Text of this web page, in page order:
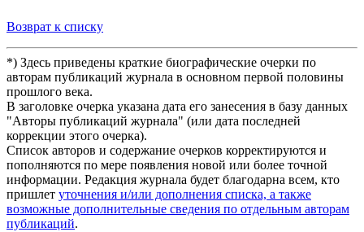
Возврат к списку
*) Здесь приведены краткие биографические очерки по
авторам публикаций журнала в основном первой половины
прошлого века.
В заголовке очерка указана дата его занесения в базу данных
"Авторы публикаций журнала" (или дата последней
коррекции этого очерка).
Список авторов и содержание очерков корректируются и
пополняются по мере появления новой или более точной
информации. Редакция журнала будет благодарна всем, кто
пришлет уточнения и/или дополнения списка, а также
возможные дополнительные сведения по отдельным авторам
публикаций.